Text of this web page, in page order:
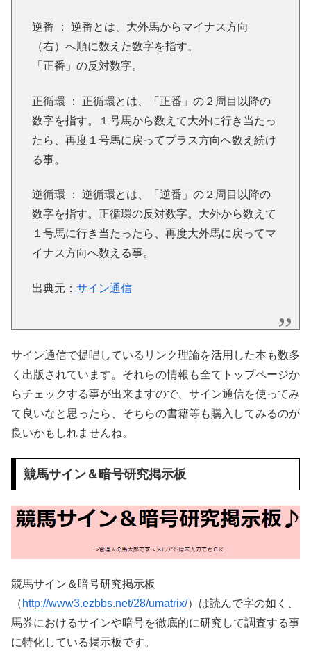
逆番 ： 逆番とは、大外馬からマイナス方向
（右）へ順に数えた数字を指す。
「正番」の反対数字。
正循環 ： 正循環とは、「正番」の２周目以降の
数字を指す。１号馬から数えて大外に行き当たっ
たら、再度１号馬に戻ってプラス方向へ数え続け
る事。
逆循環 ： 逆循環とは、「逆番」の２周目以降の
数字を指す。正循環の反対数字。大外から数えて
１号馬に行き当たったら、再度大外馬に戻ってマ
イナス方向へ数える事。
出典元： サイン通信
サイン通信で提唱しているリンク理論を活用した本も数多
く出版されています。それらの情報も全てトップページか
らチェックする事が出来ますので、サイン通信を使ってみ
て良いなと思ったら、そちらの書籍等も購入してみるのが
良いかもしれませんね。
競馬サイン＆暗号研究掲示板
競馬サイン＆暗号研究掲示板
（ http://www3.ezbbs.net/28/umatrix/）は読んで字の如く、
馬券におけるサインや暗号を徹底的に研究して調査する事
に特化している掲示板です。